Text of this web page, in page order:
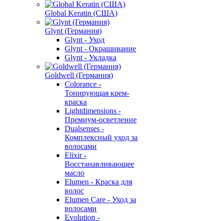
Global Keratin (США)
Glynt (Германия)
Glynt - Уход
Glynt - Окрашивание
Glynt - Укладка
Goldwell (Германия)
Colorance -
Тонирующая крем-
краска
Lightdimensions -
Премиум-осветление
Dualsenses -
Комплексный уход за
волосами
Elixir -
Восстанавливающее
масло
Elumen - Краска для
волос
Elumen Care - Уход за
волосами
Evolution -